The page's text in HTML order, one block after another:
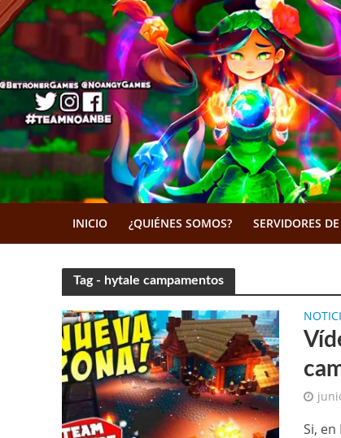
INICIO ¿QUIÉNES SOMOS? SERVIDORES
Tag - hytale campamentos
Si,